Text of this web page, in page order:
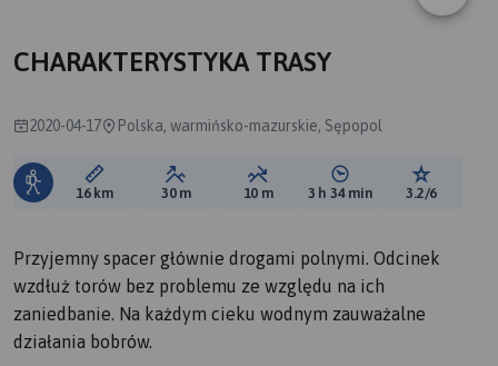
CHARAKTERYSTYKA TRASY
2020-04-17 Polska, warmińsko-mazurskie, Sępopol
Długość trasy:
16 km Suma przewyższeń:
30 m Suma spadków:
10 m Średni czas potrzebny
3 h 34 min Ocena
3.2/6
Przyjemny spacer głównie drogami polnymi. Odcinek
wzdłuż torów bez problemu ze względu na ich
zaniedbanie. Na każdym cieku wodnym zauważalne
działania bobrów.